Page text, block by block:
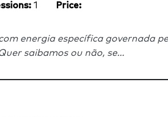
1
Price:
energia específica governada
saibamos ou não, se...